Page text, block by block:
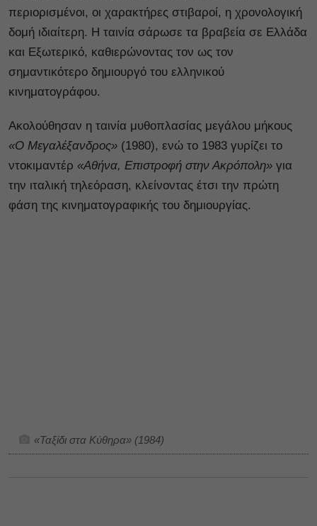
περιορισμένοι, οι χαρακτήρες στιβαροί, η χρονολογική
δομή ιδιαίτερη. Η ταινία σάρωσε τα βραβεία σε Ελλάδα
και Εξωτερικό, καθιερώνοντας τον ως τον
σημαντικότερο δημιουργό του ελληνικού
κινηματογράφου.
Ακολούθησαν η ταινία μυθοπλασίας μεγάλου μήκους
«Ο Μεγαλέξανδρος» (1980), ενώ το 1983 γυρίζει το
ντοκιμαντέρ «Αθήνα, Επιστροφή στην Ακρόπολη» για
την ιταλική τηλεόραση, κλείνοντας έτσι την πρώτη
φάση της κινηματογραφικής του δημιουργίας.
«Ταξίδι στα Κύθηρα» (1984)